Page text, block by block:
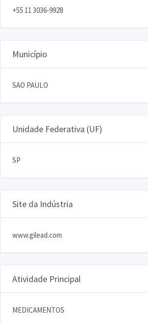
+55 11 3036-9928
Município
SAO PAULO
Unidade Federativa (UF)
SP
Site da Indústria
www.gilead.com
Atividade Principal
MEDICAMENTOS